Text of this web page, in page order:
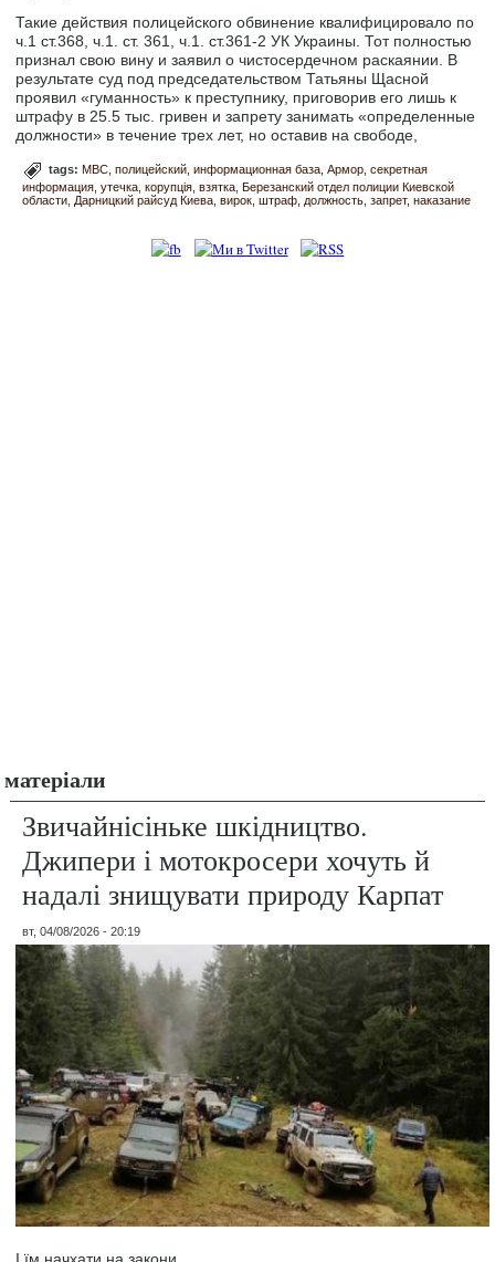
Такие действия полицейского обвинение квалифицировало по
ч.1 ст.368, ч.1. ст. 361, ч.1. ст.361-2 УК Украины. Тот полностью
признал свою вину и заявил о чистосердечном раскаянии. В
результате суд под председательством Татьяны Щасной
проявил «гуманность» к преступнику, приговорив его лишь к
штрафу в 25.5 тыс. гривен и запрету занимать «определенные
должности» в течение трех лет, но оставив на свободе,
tags: МВС полицейский информационная база Армор секретная
информация утечка корупція взятка
Березанский отдел полиции Киевской
области Дарницкий райсуд Киева вирок штраф должность запрет наказание
матеріали
Звичайнісіньке шкідництво.
Джипери і мотокросери хочуть й
надалі знищувати природу Карпат
вт, 04/08/2026 - 20:19